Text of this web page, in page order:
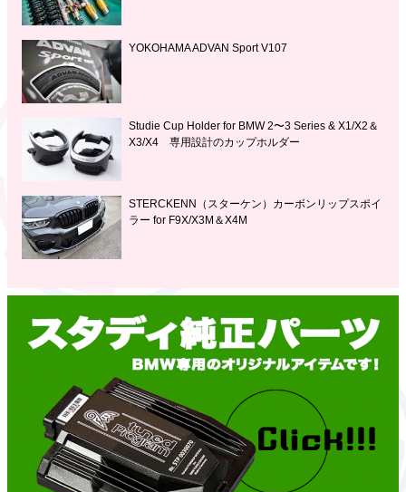
YOKOHAMA ADVAN Sport V107
Studie Cup Holder for BMW 2〜3 Series & X1/X2＆
X3/X4 専用設計のカップホルダー
STERCKENN（スターケン）カーボンリップスポイ
ラー for F9X/X3M＆X4M